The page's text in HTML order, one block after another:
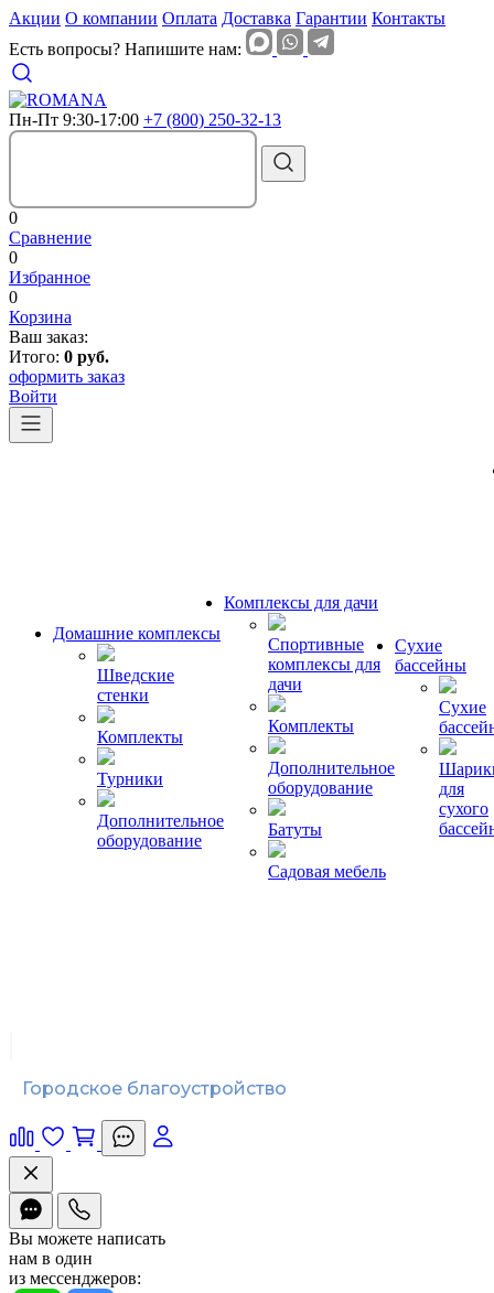
Акции О компании Оплата Доставка Гарантии Контакты
Есть вопросы? Напишите нам:
Пн-Пт 9:30-17:00 +7 (800) 250-32-13
0
Сравнение
0
Избранное
0
Корзина
Ваш заказ:
Итого: 0 руб.
оформить заказ
Войти
Домашние комплексы
Шведские
стенки
Комплекты
Турники
Дополнительное
оборудование
Комплексы для дачи
Спортивные
комплексы для
дачи
Комплекты
Дополнительное
оборудование
Батуты
Садовая мебель
Сухие
бассейны
Сухие
для
сухого
Городское благоустройство
Вы можете написать
нам в один
из мессенджеров: